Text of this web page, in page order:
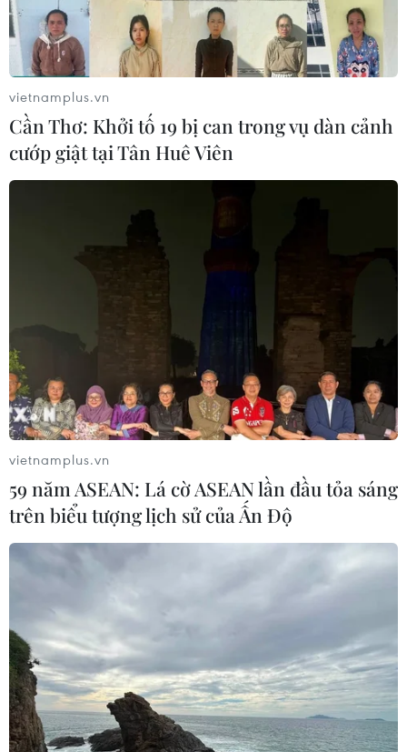
vietnamplus.vn
Cần Thơ: Khởi tố 19 bị can trong vụ dàn cảnh
cướp giật tại Tân Huê Viên
vietnamplus.vn
59 năm ASEAN: Lá cờ ASEAN lần đầu tỏa sáng
trên biểu tượng lịch sử của Ấn Độ